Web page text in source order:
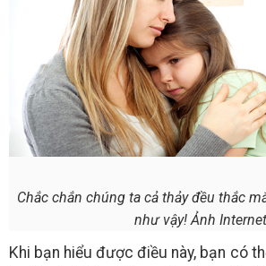
Chắc chắn chúng ta cả thảy đều thắc
như vậy! Ảnh Internet
Khi bạn hiểu được điều này, bạn có